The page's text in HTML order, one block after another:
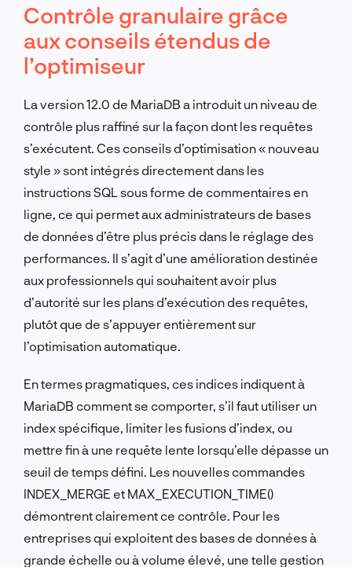
Contrôle granulaire grâce
aux conseils étendus de
l’optimiseur
La version 12.0 de MariaDB a introduit un niveau de
contrôle plus raffiné sur la façon dont les requêtes
s’exécutent. Ces conseils d’optimisation « nouveau
style » sont intégrés directement dans les
instructions SQL sous forme de commentaires en
ligne, ce qui permet aux administrateurs de bases
de données d’être plus précis dans le réglage des
performances. Il s’agit d’une amélioration destinée
aux professionnels qui souhaitent avoir plus
d’autorité sur les plans d’exécution des requêtes,
plutôt que de s’appuyer entièrement sur
l’optimisation automatique.
En termes pragmatiques, ces indices indiquent à
MariaDB comment se comporter, s’il faut utiliser un
index spécifique, limiter les fusions d’index, ou
mettre fin à une requête lente lorsqu’elle dépasse un
seuil de temps défini. Les nouvelles commandes
INDEX_MERGE et MAX_EXECUTION_TIME()
démontrent clairement ce contrôle. Pour les
entreprises qui exploitent des bases de données à
grande échelle ou à volume élevé, une telle gestion